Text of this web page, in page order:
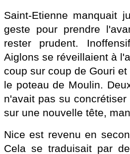
Saint-Etienne manquait
geste pour prendre
rester prudent.
Aiglons se réveillaient à
coup sur coup de Gouri
le poteau de Moulin.
n'avait pas su
sur une nouvelle tête,
Nice est revenu en
Cela se traduisait par